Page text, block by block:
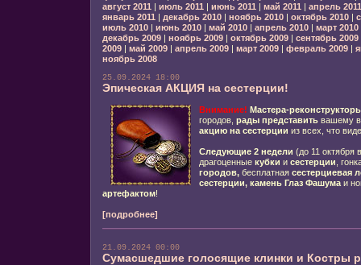
август 2011 | июль 2011 | июнь 2011 | май 2011 | апрель 2011
январь 2011 | декабрь 2010| ноябрь 2010| октябрь 2010|
июль 2010| июнь 2010| май 2010| апрель 2010| март 2010
декабрь 2009| ноябрь 2009| октябрь 2009| сентябрь 2009
2009| май 2009| апрель 2009| март 2009| февраль 2009|
ноябрь 2008
25.09.2024 18:00
Эпическая АКЦИЯ на сестерции!
Внимание! Мастера-
городов, рады представитьвашему
акцию на сестерции из всех, что
Следующие 2 недели (до 11 октября
драгоценные кубки и сестерции ,
городов, бесплатная сестерциевая
сестерции, камень Глаз Фашума и
артефактом!
[подробнее]
21.09.2024 00:00
Сумасшедшие голосящие клинки и Костры